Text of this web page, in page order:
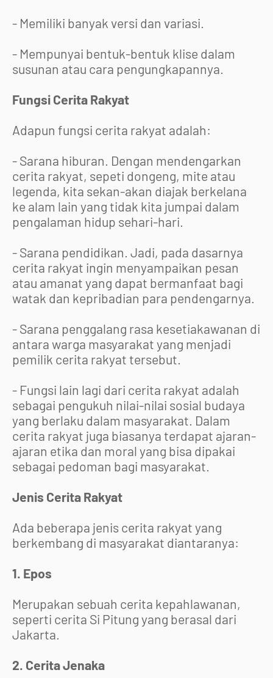
- Memiliki banyak versi dan variasi.
- Mempunyai bentuk-bentuk klise dalam
susunan atau cara pengungkapannya.
Fungsi Cerita Rakyat
Adapun fungsi cerita rakyat adalah:
- Sarana hiburan. Dengan mendengarkan
cerita rakyat, sepeti dongeng, mite atau
legenda, kita sekan-akan diajak berkelana
ke alam lain yang tidak kita jumpai dalam
pengalaman hidup sehari-hari.
- Sarana pendidikan. Jadi, pada dasarnya
cerita rakyat ingin menyampaikan pesan
atau amanat yang dapat bermanfaat bagi
watak dan kepribadian para pendengarnya.
- Sarana penggalang rasa kesetiakawanan di
antara warga masyarakat yang menjadi
pemilik cerita rakyat tersebut.
- Fungsi lain lagi dari cerita rakyat adalah
sebagai pengukuh nilai-nilai sosial budaya
yang berlaku dalam masyarakat. Dalam
cerita rakyat juga biasanya terdapat ajaran-
ajaran etika dan moral yang bisa dipakai
sebagai pedoman bagi masyarakat.
Jenis Cerita Rakyat
Ada beberapa jenis cerita rakyat yang
berkembang di masyarakat diantaranya:
1. Epos
Merupakan sebuah cerita kepahlawanan,
seperti cerita Si Pitung yang berasal dari
Jakarta.
2. Cerita Jenaka